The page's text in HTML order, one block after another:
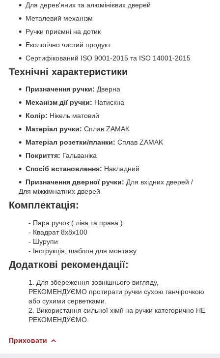
Для дерев'яних та алюмінієвих дверей
Металевий механізм
Ручки приємні на дотик
Екологічно чистий продукт
Сертифікований ISO 9001-2015 та ISO 14001-2015
Технічні характеристики
Призначення ручки: Дверна
Механізм дії ручки: Натискна
Колір: Нікель матовий
Матеріал ручки: Сплав ZAMAK
Матеріал розетки/планки: Сплав ZAMAK
Покриття: Гальваніка
Спосіб встановлення: Накладний
Призначення дверної ручки: Для вхідних дверей /
Для міжкімнатних дверей
Комплектація:
- Пара ручок ( ліва та права )
- Квадрат 8х8х100
- Шурупи
- Інструкція, шаблон для монтажу
Додаткові рекомендації:
1. Для збереження зовнішнього вигляду,
РЕКОМЕНДУЄМО протирати ручки сухою ганчірочкою
або сухими серветками.
2. Використання сильної хімії на ручки категорично НЕ
РЕКОМЕНДУЄМО.
Приховати